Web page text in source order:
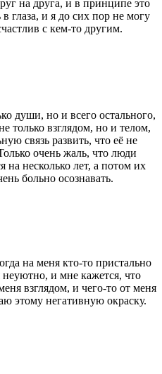
на друга, и в принципе это
глаза, и я до сих пор не могу
с кем-то другим.
души, но и всего остального,
только взглядом, но и телом,
связь развить, что её не
очень жаль, что люди
несколько лет, а потом их
больно осознавать.
на меня кто-то пристально
и мне кажется, что
взглядом, и чего-то от меня
этому негативную окраску.